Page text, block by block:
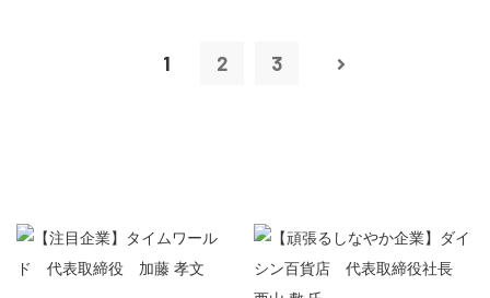
1 2 3